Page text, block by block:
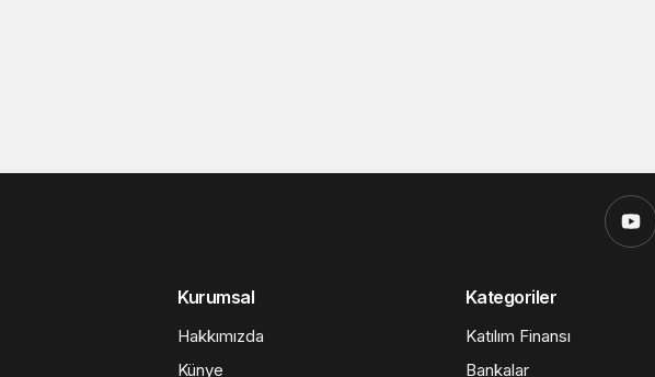
Kurumsal
Hakkımızda
Künye
Kategoriler
Katılım Finansı
Bankalar